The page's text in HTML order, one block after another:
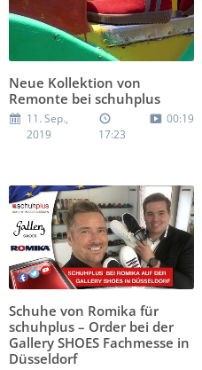
Neue Kollektion von
Remonte bei schuhplus
11. Sep.,
2019
17:23
00:19
Schuhe von Romika für
schuhplus – Order bei der
Gallery SHOES Fachmesse in
Düsseldorf